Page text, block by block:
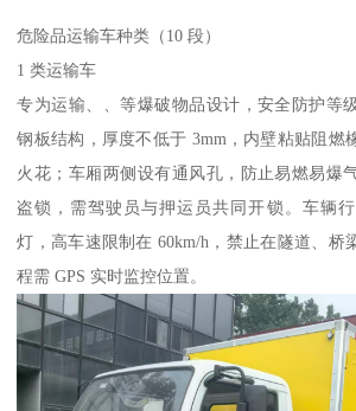
危险品运输车种类（10 段）​
1 类运输车​
专为运输、、等爆破物品设计，安全防护等
钢板结构，厚度不低于 3mm，内壁粘贴阻燃
火花；车厢两侧设有通风孔，防止易燃易爆
盗锁，需驾驶员与押运员共同开锁。车辆
灯，高车速限制在 60km/h，禁止在隧道、桥
程需 GPS 实时监控位置。​